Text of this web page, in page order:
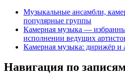
Музыкальные ансамбли,
популярные группы
Камерная музыка —
исполнении ведущих
Камерная музыка: дирижёр и
Навигация по